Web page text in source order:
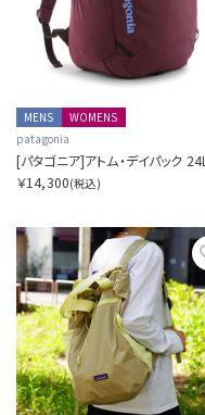
MENS
WOMENS
patagonia
[パタゴニア]アトム・デイパック 24L
￥14,300(税込)